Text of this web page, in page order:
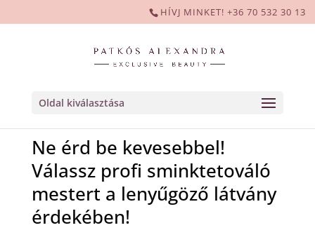
HÍVJ MINKET! +36 70 532 30 13
Oldal kiválasztása
Ne érd be kevesebbel!
Válassz profi sminktetováló
mestert a lenyűgöző látvány
érdekében!